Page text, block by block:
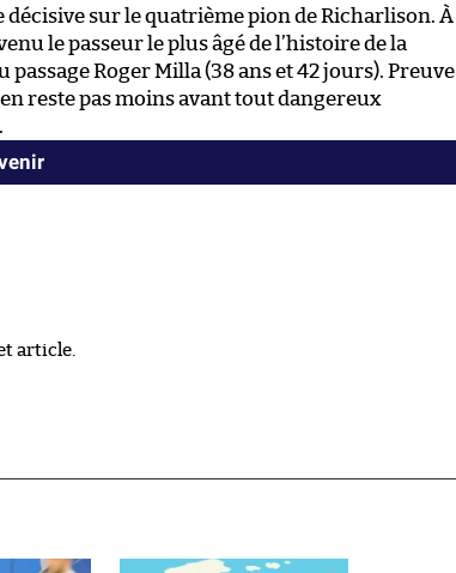
décisive sur le quatrième pion de Richarlison. À
le passeur le plus âgé de l’histoire de la
passage Roger Milla (38 ans et 42 jours). Preuve
reste pas moins avant tout dangereux
article.